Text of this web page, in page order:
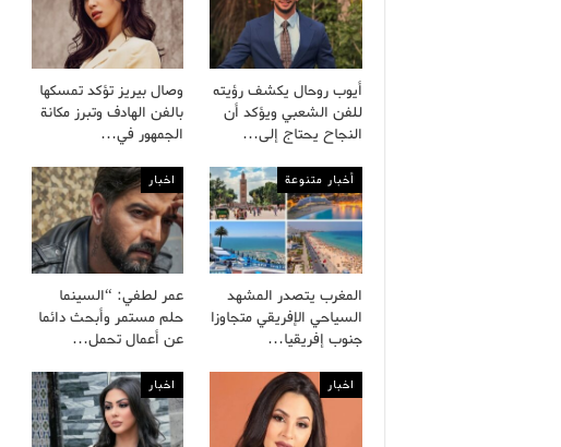
أيوب روحال يكشف رؤيته
للفن الشعبي ويؤكد أن
النجاح يحتاج إلى…
وصال بيريز تؤكد تمسكها
بالفن الهادف وتبرز مكانة
الجمهور في…
أخبار متنوعة
المغرب يتصدر المشهد
السياحي الإفريقي متجاوزا
جنوب إفريقيا…
اخبار
عمر لطفي: “السينما
حلم مستمر وأبحث دائما
عن أعمال تحمل…
اخبار اخبار